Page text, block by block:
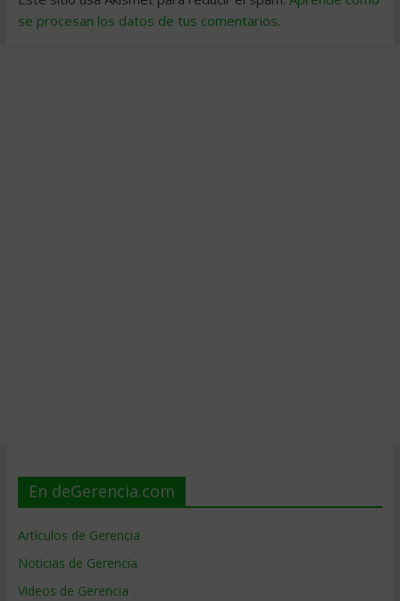
se procesan los datos de tus comentarios.
En deGerencia.com
Artículos de Gerencia
Noticias de Gerencia
Videos de Gerencia